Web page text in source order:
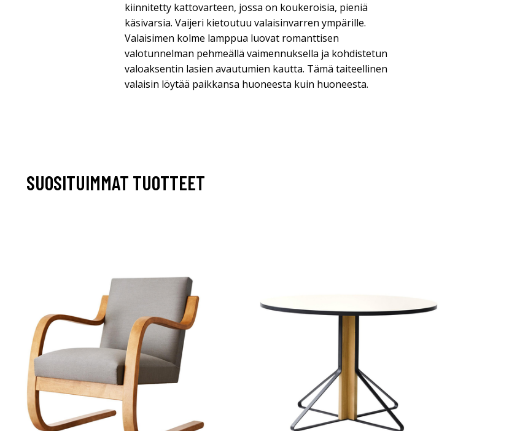
kiinnitetty kattovarteen, jossa on koukeroisia, pieniä
käsivarsia. Vaijeri kietoutuu valaisinvarren ympärille.
Valaisimen kolme lamppua luovat romanttisen
valotunnelman pehmeällä vaimennuksella ja kohdistetun
valoaksentin lasien avautumien kautta. Tämä taiteellinen
valaisin löytää paikkansa huoneesta kuin huoneesta.
SUOSITUIMMAT TUOTTEET